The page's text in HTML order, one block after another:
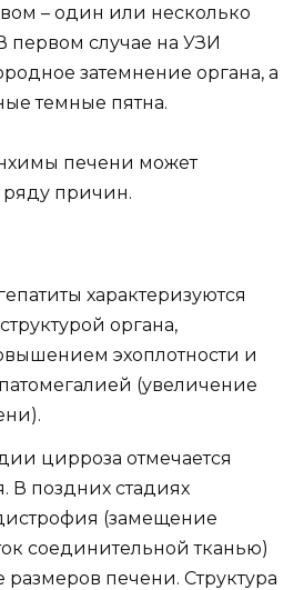
– один или несколько
первом случае на УЗИ
затемнение органа, а
темные пятна.
печени может
ряду причин.
характеризуются
органа,
эхоплотности и
(увеличение
цирроза отмечается
В поздних стадиях
(замещение
соединительной тканью)
печени. Структура